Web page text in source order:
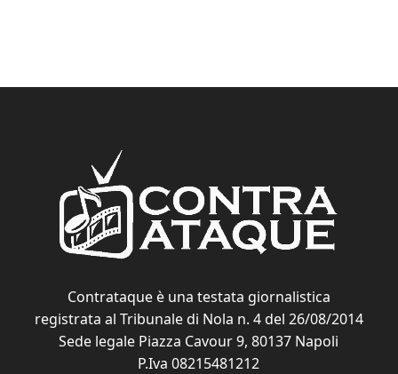
Contrataque è una testata giornalistica
registrata al Tribunale di Nola n. 4 del 26/08/2014
Sede legale Piazza Cavour 9, 80137 Napoli
P.Iva 08215481212